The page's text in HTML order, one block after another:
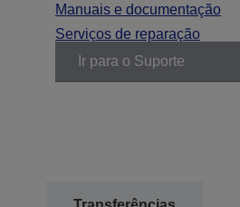
Manuais e documentação
Serviços de reparação
Ir para o Suporte